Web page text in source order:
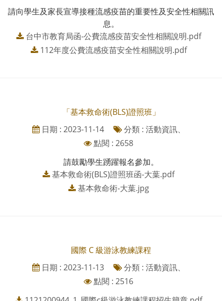
請向學生及家長宣導接種流感疫苗的重要性及安全性相關訊
息。
台中市教育局函-公費流感疫苗安全性相關說明.pdf
112年度公費流感疫苗安全性相關說明.pdf
「基本救命術(BLS)證照班」
日期 : 2023-11-14
分類 : 活動資訊、
點閱 : 2658
請鼓勵學生踴躍報名參加。
基本救命術(BLS)證照班函-大葉.pdf
基本救命術-大葉.jpg
國際 C 級游泳教練課程
日期 : 2023-11-13
分類 : 活動資訊、
點閱 : 2516